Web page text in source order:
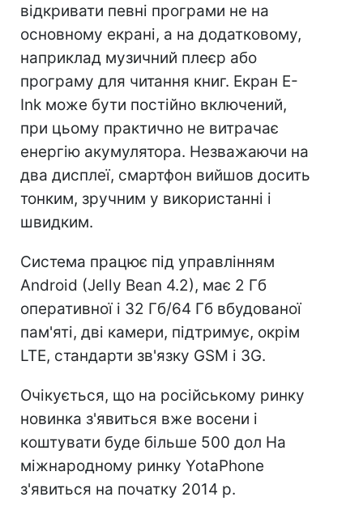
відкривати певні програми не на
основному екрані, а на додатковому,
наприклад музичний плеєр або
програму для читання книг. Екран E-
Ink може бути постійно включений,
при цьому практично не витрачає
енергію акумулятора. Незважаючи на
два дисплеї, смартфон вийшов досить
тонким, зручним у використанні і
швидким.
Система працює під управлінням
Android (Jelly Bean 4.2), має 2 Гб
оперативної і 32 Гб/64 Гб вбудованої
пам'яті, дві камери, підтримує, окрім
LTE, стандарти зв'язку GSM і 3G.
Очікується, що на російському ринку
новинка з'явиться вже восени і
коштувати буде більше 500 дол На
міжнародному ринку YotaPhone
з'явиться на початку 2014 р.